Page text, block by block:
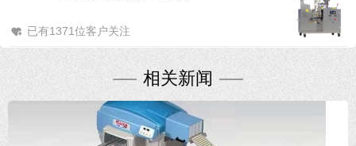
已有1371位客户关注
相关新闻